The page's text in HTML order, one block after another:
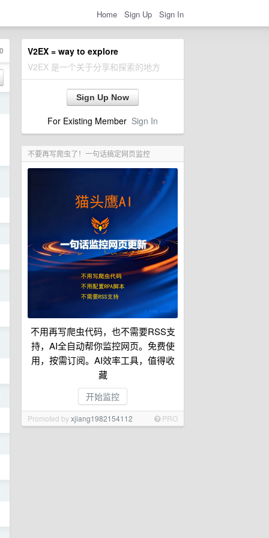
Home Sign Up Sign In
V2EX = way to explore
V2EX 是一个关于分享和探索的地方
Sign Up Now
For Existing Member Sign In
不要再写爬虫了！一句话搞定网页监控
不用再写爬虫代码，也不需要RSS支
持，AI全自动帮你监控网页。免费使
用，按需订阅。AI效率工具，值得收
藏
开始监控
Promoted byxjiang1982154112 PRO